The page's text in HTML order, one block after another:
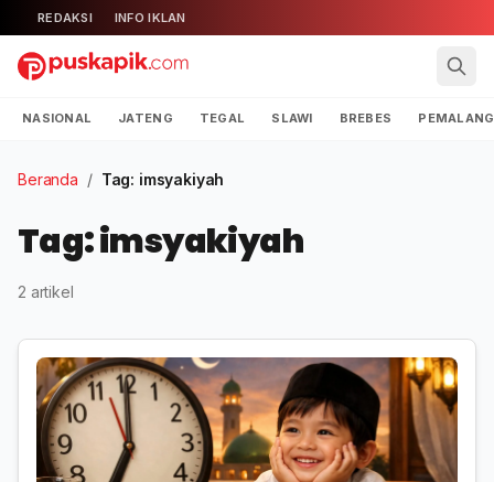
REDAKSI INFO IKLAN
NASIONAL JATENG TEGAL SLAWI BREBES PEMALANG
Beranda / Tag: imsyakiyah
Tag: imsyakiyah
2 artikel